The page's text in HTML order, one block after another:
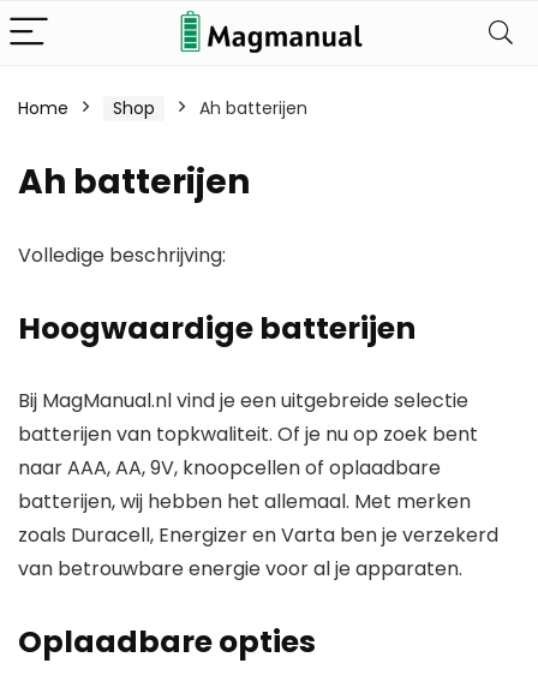
Home Shop Ah batterijen
Ah batterijen
Volledige beschrijving:
Hoogwaardige batterijen
Bij MagManual.nl vind je een uitgebreide selectie
batterijen van topkwaliteit. Of je nu op zoek bent
naar AAA, AA, 9V, knoopcellen of oplaadbare
batterijen, wij hebben het allemaal. Met merken
zoals Duracell, Energizer en Varta ben je verzekerd
van betrouwbare energie voor al je apparaten.
Oplaadbare opties